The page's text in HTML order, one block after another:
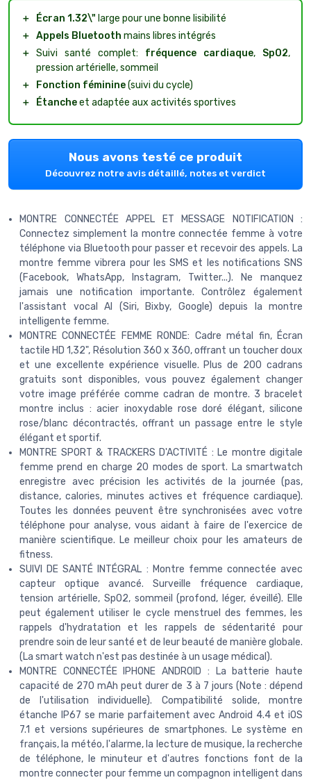
＋ Écran 1.32\" large pour une bonne lisibilité
＋ Appels Bluetooth mains libres intégrés
＋ Suivi santé complet: fréquence cardiaque, SpO2,
pression artérielle, sommeil
＋
Fonction féminine(suivi du cycle)
＋
Étancheet adaptée aux activités sportives
Nous avons testé ce produit
Découvrez notre avis détaillé, notes et verdict
MONTRE CONNECTÉE APPEL ET MESSAGE NOTIFICATION :
Connectez simplement la montre connectée femme à votre
téléphone via Bluetooth pour passer et recevoir des appels. La
montre femme vibrera pour les SMS et les notifications SNS
(Facebook, WhatsApp, Instagram, Twitter...). Ne manquez
jamais une notification importante. Contrôlez également
l'assistant vocal AI (Siri, Bixby, Google) depuis la montre
intelligente femme.
MONTRE CONNECTÉE FEMME RONDE: Cadre métal fin, Écran
tactile HD 1,32", Résolution 360 x 360, offrant un toucher doux
et une excellente expérience visuelle. Plus de 200 cadrans
gratuits sont disponibles, vous pouvez également changer
votre image préférée comme cadran de montre. 3 bracelet
montre inclus : acier inoxydable rose doré élégant, silicone
rose/blanc décontractés, offrant un passage entre le style
élégant et sportif.
MONTRE SPORT & TRACKERS D'ACTIVITÉ : Le montre digitale
femme prend en charge 20 modes de sport. La smartwatch
enregistre avec précision les activités de la journée (pas,
distance, calories, minutes actives et fréquence cardiaque).
Toutes les données peuvent être synchronisées avec votre
téléphone pour analyse, vous aidant à faire de l'exercice de
manière scientifique. Le meilleur choix pour les amateurs de
fitness.
SUIVI DE SANTÉ INTÉGRAL : Montre femme connectée avec
capteur optique avancé. Surveille fréquence cardiaque,
tension artérielle, SpO2, sommeil (profond, léger, éveillé). Elle
peut également utiliser le cycle menstruel des femmes, les
rappels d'hydratation et les rappels de sédentarité pour
prendre soin de leur santé et de leur beauté de manière globale.
(La smart watch n'est pas destinée à un usage médical).
MONTRE CONNECTÉE IPHONE ANDROID : La batterie haute
capacité de 270 mAh peut durer de 3 à 7 jours (Note : dépend
de l'utilisation individuelle). Compatibilité solide, montre
étanche IP67 se marie parfaitement avec Android 4.4 et iOS
7.1 et versions supérieures de smartphones. Le système en
français, la météo, l'alarme, la lecture de musique, la recherche
de téléphone, le minuteur et d'autres fonctions font de la
montre connecter pour femme un compagnon intelligent dans